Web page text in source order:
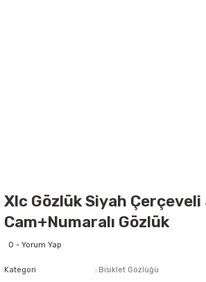
Xlc Gözlük Siyah Çerçeveli
Cam+Numaralı Gözlük
0 - Yorum Yap
Kategori
Bisiklet Gözlüğü